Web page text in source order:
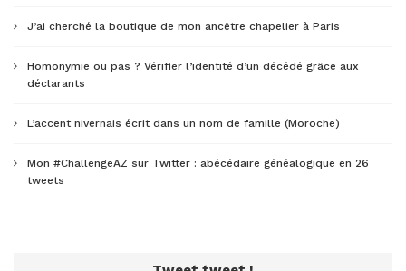
J’ai cherché la boutique de mon ancêtre chapelier à Paris
Homonymie ou pas ? Vérifier l’identité d’un décédé grâce aux
déclarants
L’accent nivernais écrit dans un nom de famille (Moroche)
Mon #ChallengeAZ sur Twitter : abécédaire généalogique en 26
tweets